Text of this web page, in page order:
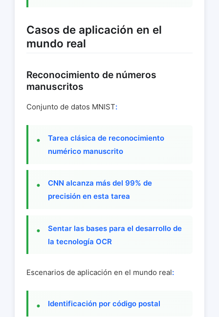
Casos de aplicación en el
mundo real
Reconocimiento de números
manuscritos
Conjunto de datos MNIST:
Tarea clásica de reconocimiento
numérico manuscrito
CNN alcanza más del 99% de
precisión en esta tarea
Sentar las bases para el desarrollo de
la tecnología OCR
Escenarios de aplicación en el mundo real:
Identificación por código postal